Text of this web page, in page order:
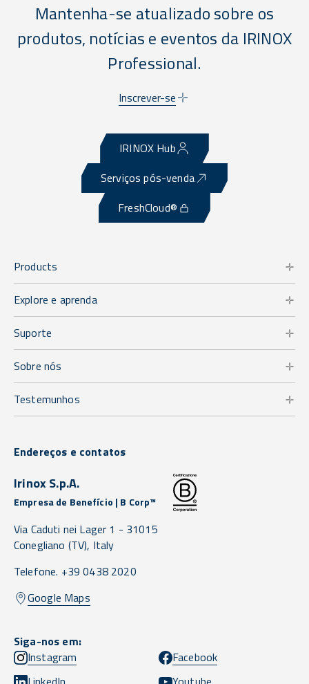
Mantenha-se atualizado sobre os
produtos, notícias e eventos da IRINOX
Professional.
Inscrever-se
IRINOX Hub
Serviços pós-venda
FreshCloud®
Products
Explore e aprenda
Suporte
Sobre nós
Testemunhos
Endereços e contatos
Irinox S.p.A.
Empresa de Benefício | B Corp™
Via Caduti nei Lager 1 - 31015
Conegliano (TV), Italy
Telefone. +39 0438 2020
Google Maps
Siga-nos em:
Instagram
Facebook